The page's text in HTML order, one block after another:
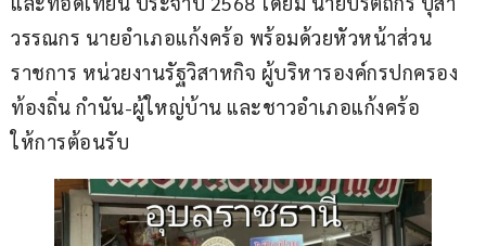
วรรณกร นายอำเภอแก้งคร้อ พร้อมด้วยหัวหน้าส่วน
ราชการ หน่วยงานรัฐวิสาหกิจ ผู้บริหารองค์กรปกครอง
ท้องถิ่น กำนัน-ผู้ใหญ่บ้าน และชาวอำเภอแก้งคร้อ
ให้การต้อนรับ